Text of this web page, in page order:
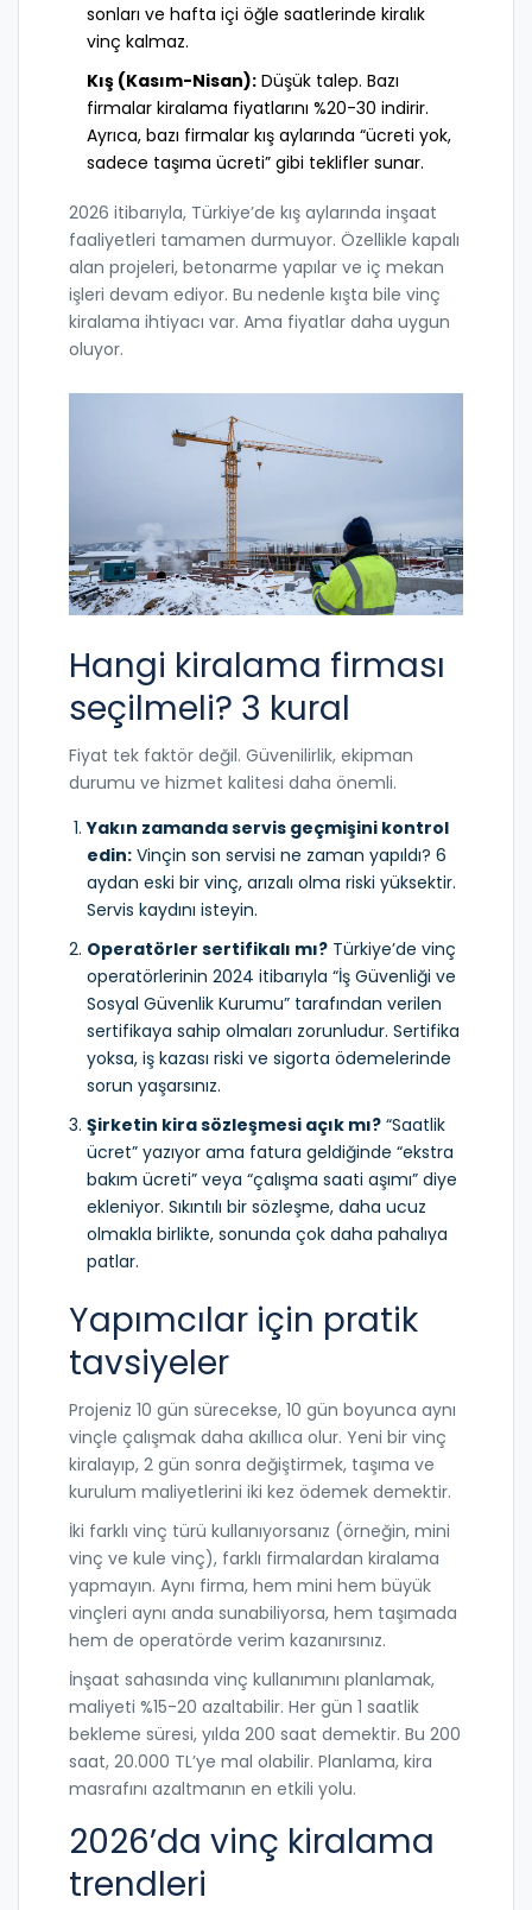
sonları ve hafta içi öğle saatlerinde kiralık
vinç kalmaz.
Kış (Kasım-Nisan): Düşük talep. Bazı
firmalar kiralama fiyatlarını %20-30 indirir.
Ayrıca, bazı firmalar kış aylarında “ücreti yok,
sadece taşıma ücreti” gibi teklifler sunar.
2026 itibarıyla, Türkiye’de kış aylarında inşaat
faaliyetleri tamamen durmuyor. Özellikle kapalı
alan projeleri, betonarme yapılar ve iç mekan
işleri devam ediyor. Bu nedenle kışta bile vinç
kiralama ihtiyacı var. Ama fiyatlar daha uygun
oluyor.
Hangi kiralama firması
seçilmeli? 3 kural
Fiyat tek faktör değil. Güvenilirlik, ekipman
durumu ve hizmet kalitesi daha önemli.
Yakın zamanda servis geçmişini kontrol
edin: Vinçin son servisi ne zaman yapıldı? 6
aydan eski bir vinç, arızalı olma riski yüksektir.
Servis kaydını isteyin.
Operatörler sertifikalı mı? Türkiye’de vinç
operatörlerinin 2024 itibarıyla “İş Güvenliği ve
Sosyal Güvenlik Kurumu” tarafından verilen
sertifikaya sahip olmaları zorunludur. Sertifika
yoksa, iş kazası riski ve sigorta ödemelerinde
sorun yaşarsınız.
Şirketin kira sözleşmesi açık mı? “Saatlik
ücret” yazıyor ama fatura geldiğinde “ekstra
bakım ücreti” veya “çalışma saati aşımı” diye
ekleniyor. Sıkıntılı bir sözleşme, daha ucuz
olmakla birlikte, sonunda çok daha pahalıya
patlar.
Yapımcılar için pratik
tavsiyeler
Projeniz 10 gün sürecekse, 10 gün boyunca aynı
vinçle çalışmak daha akıllıca olur. Yeni bir vinç
kiralayıp, 2 gün sonra değiştirmek, taşıma ve
kurulum maliyetlerini iki kez ödemek demektir.
İki farklı vinç türü kullanıyorsanız (örneğin, mini
vinç ve kule vinç), farklı firmalardan kiralama
yapmayın. Aynı firma, hem mini hem büyük
vinçleri aynı anda sunabiliyorsa, hem taşımada
hem de operatörde verim kazanırsınız.
İnşaat sahasında vinç kullanımını planlamak,
maliyeti %15-20 azaltabilir. Her gün 1 saatlik
bekleme süresi, yılda 200 saat demektir. Bu 200
saat, 20.000 TL’ye mal olabilir. Planlama, kira
masrafını azaltmanın en etkili yolu.
2026’da vinç kiralama
trendleri